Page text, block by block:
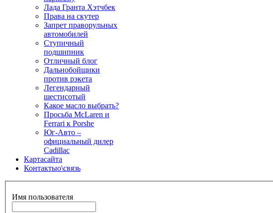
Лада Гранта Хэтчбек
Права на скутер
Запрет праворульных
автомобилей
Ступичный
подшипник
Отличный блог
Дальнобойщики
против рэкета
Легендарный
шестисотый
Какое масло выбрать?
Просьба McLaren и
Ferrari к Porshe
Юг-Авто –
официальный дилер
Cadillac
Картасайта
Контактыо\связь
Имя пользователя